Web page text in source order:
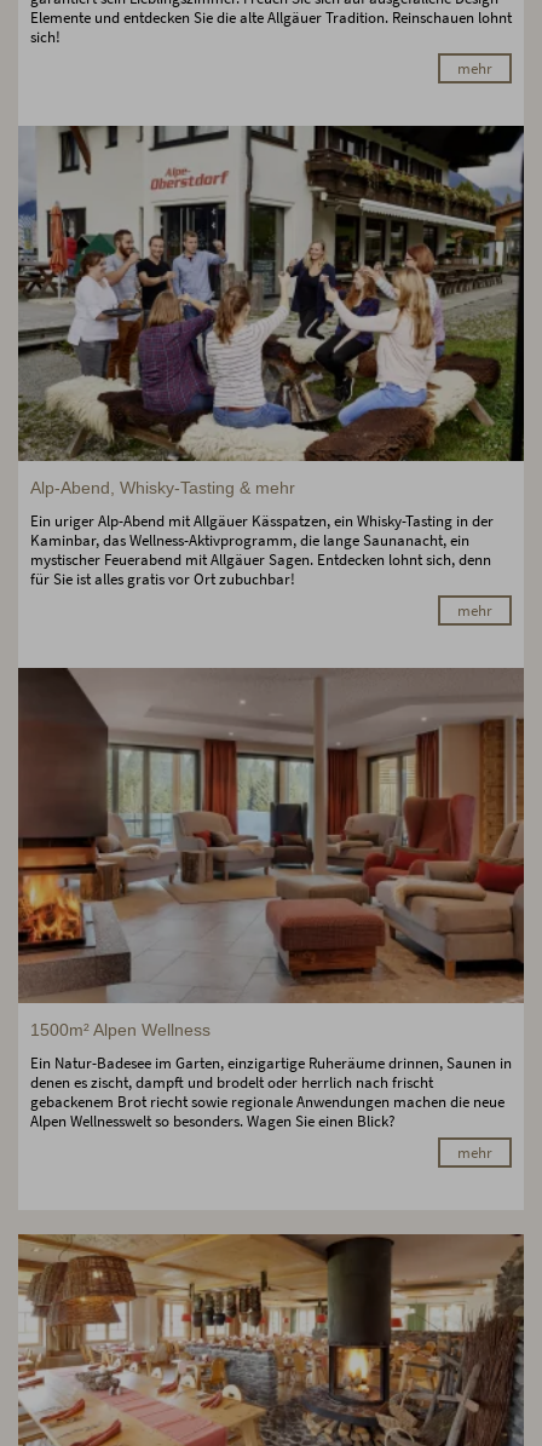
Elemente und entdecken Sie die alte Allgäuer Tradition. Reinschauen lohnt
sich!
mehr
Alp-Abend, Whisky-Tasting & mehr
Ein uriger Alp-Abend mit Allgäuer Kässpatzen, ein Whisky-Tasting in der
Kaminbar, das Wellness-Aktivprogramm, die lange Saunanacht, ein
mystischer Feuerabend mit Allgäuer Sagen. Entdecken lohnt sich, denn
für Sie ist alles gratis vor Ort zubuchbar!
mehr
1500m² Alpen Wellness
Ein Natur-Badesee im Garten, einzigartige Ruheräume drinnen, Saunen in
denen es zischt, dampft und brodelt oder herrlich nach frischt
gebackenem Brot riecht sowie regionale Anwendungen machen die neue
Alpen Wellnesswelt so besonders. Wagen Sie einen Blick?
mehr